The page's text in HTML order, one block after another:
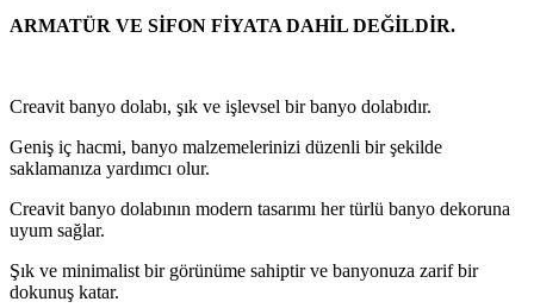
ARMATÜR VE SİFON FİYATA DAHİL DEĞİLDİR.
Creavit banyo dolabı, şık ve işlevsel bir banyo dolabıdır.
Geniş iç hacmi, banyo malzemelerinizi düzenli bir şekilde
saklamanıza yardımcı olur.
Creavit banyo dolabının modern tasarımı her türlü banyo dekoruna
uyum sağlar.
Şık ve minimalist bir görünüme sahiptir ve banyonuza zarif bir
dokunuş katar.